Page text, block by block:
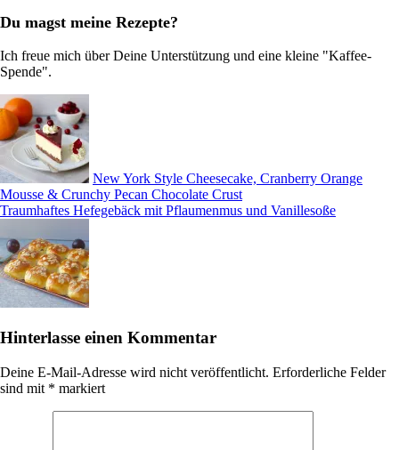
Du magst meine Rezepte?
Ich freue mich über Deine Unterstützung und eine kleine "Kaffee-
Spende".
New York Style Cheesecake, Cranberry Orange
Mousse & Crunchy Pecan Chocolate Crust
Traumhaftes Hefegebäck mit Pflaumenmus und Vanillesoße
Hinterlasse einen Kommentar
Deine E-Mail-Adresse wird nicht veröffentlicht. Erforderliche Felder
sind mit * markiert